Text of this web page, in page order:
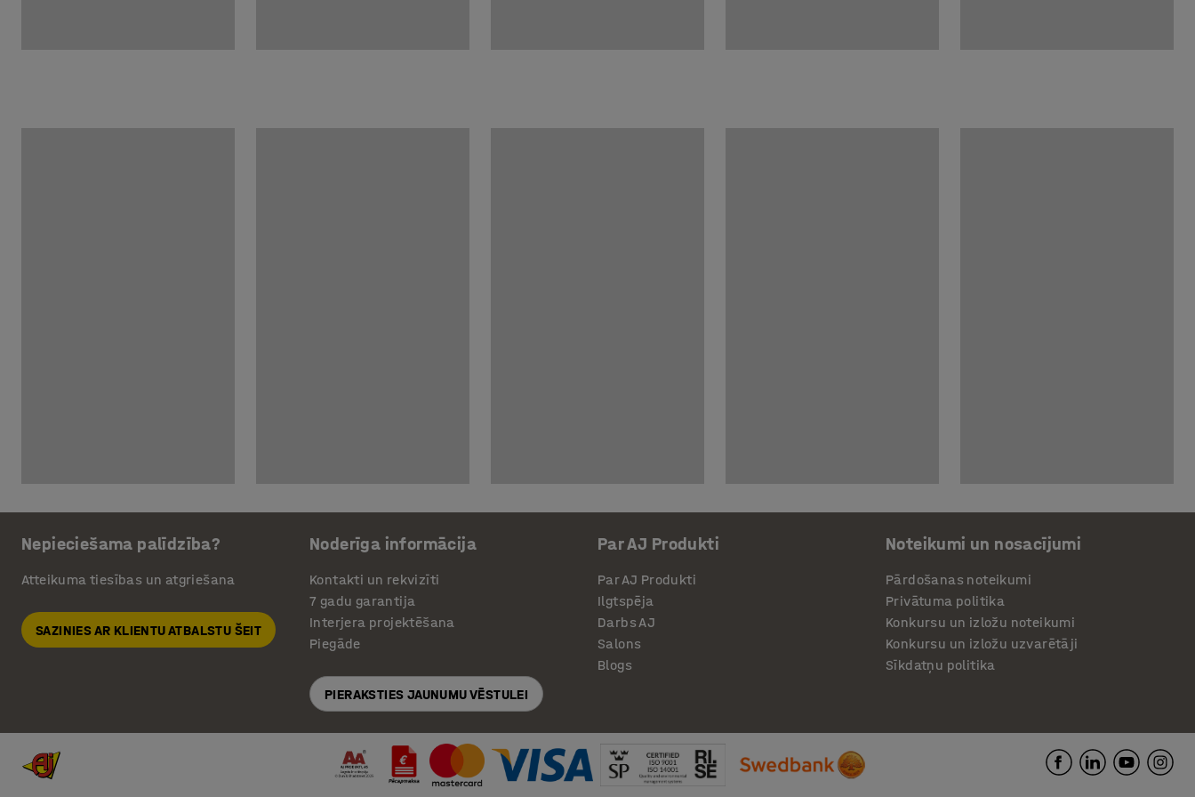
Nepieciešama palīdzība?
Atteikuma tiesības un atgriešana
SAZINIES AR KLIENTU ATBALSTU ŠEIT
Noderīga informācija
Kontakti un rekvizīti
7 gadu garantija
Interjera projektēšana
Piegāde
PIERAKSTIES JAUNUMU VĒSTULEI
Par AJ Produkti
Par AJ Produkti
Ilgtspēja
Darbs AJ
Salons
Blogs
Noteikumi un nosacījumi
Pārdošanas noteikumi
Privātuma politika
Konkursu un izložu noteikumi
Konkursu un izložu uzvarētāji
Sīkdatņu politika